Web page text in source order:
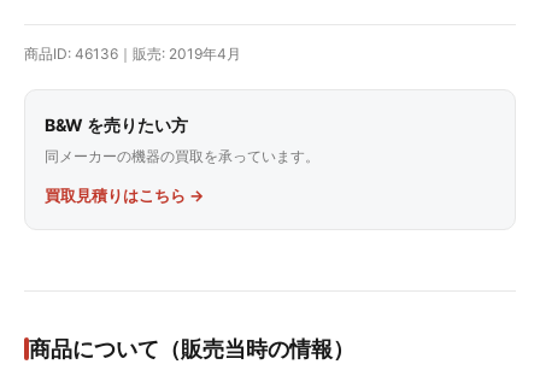
商品ID: 46136｜販売: 2019年4月
B&W を売りたい方
同メーカーの機器の買取を承っています。
買取見積りはこちら →
商品について（販売当時の情報）